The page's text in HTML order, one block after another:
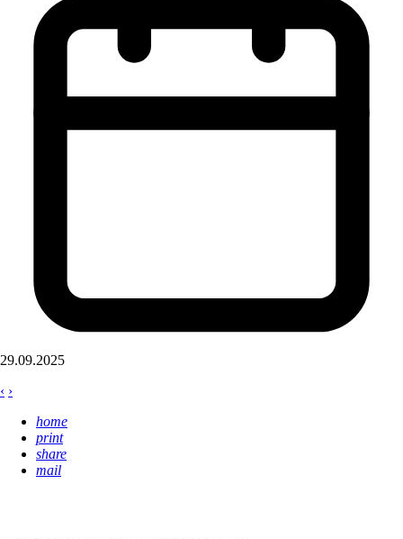
29.09.2025
‹ ›
home
print
share
mail